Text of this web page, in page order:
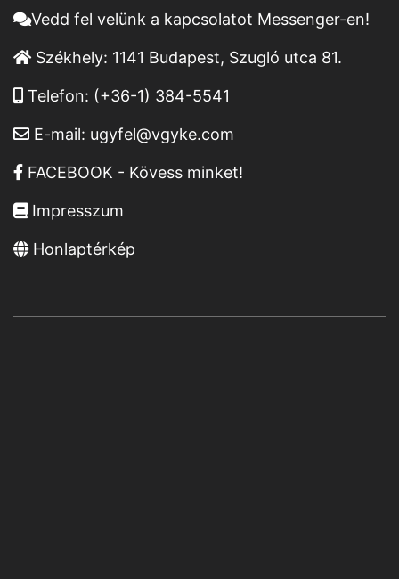
Vedd fel velünk a kapcsolatot Messenger-en!
Székhely: 1141 Budapest, Szugló utca 81.
Telefon: (+36-1) 384-5541
E-mail: ugyfel@vgyke.com
FACEBOOK - Kövess minket!
Impresszum
Honlaptérkép